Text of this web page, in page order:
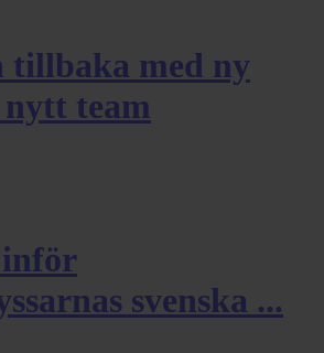
tillbaka med ny
nytt team
svenska ...